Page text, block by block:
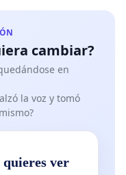
cambiar?
en
la voz y tomó
quieres ver